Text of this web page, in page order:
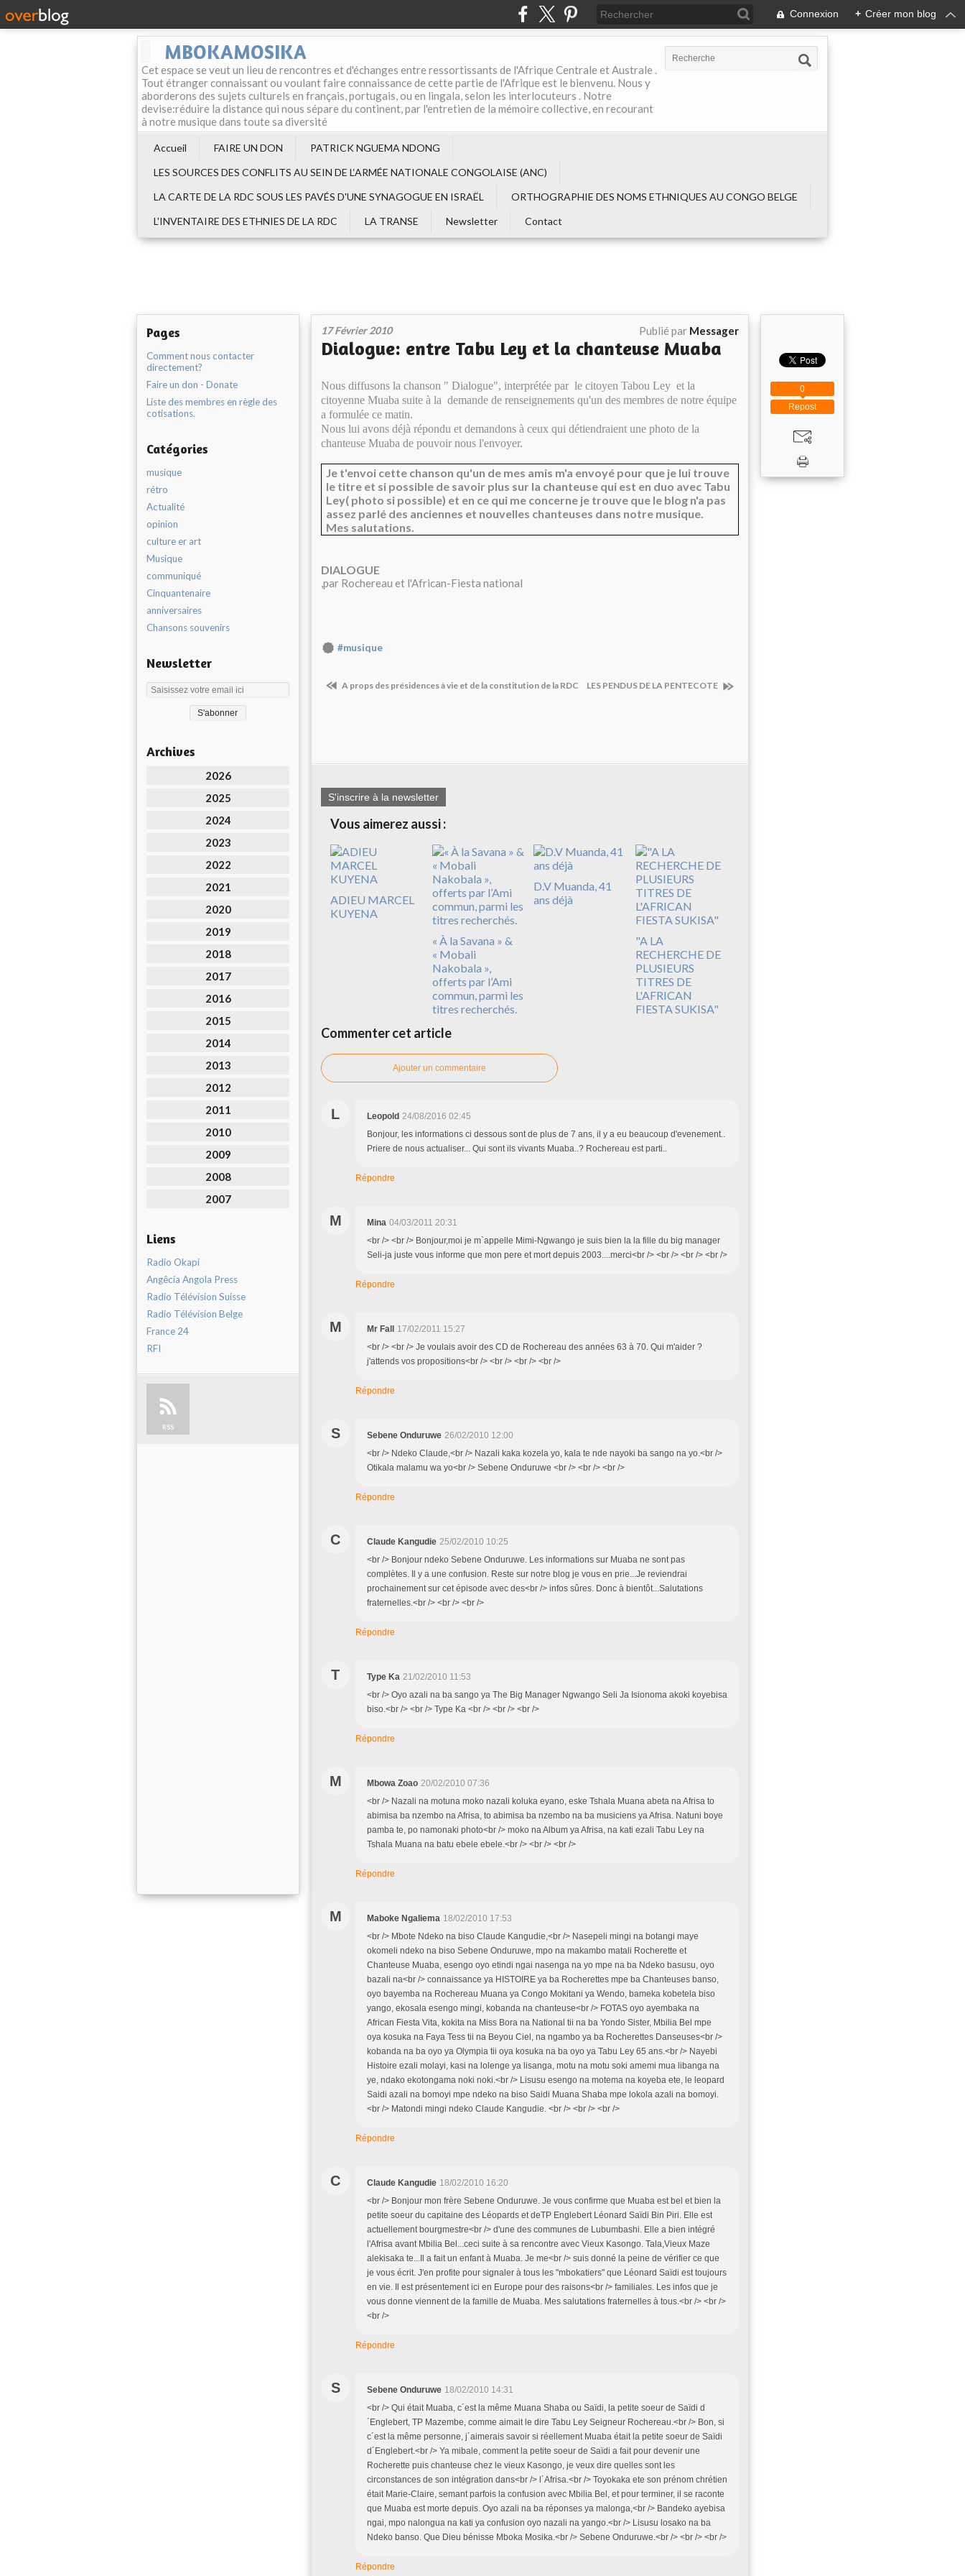
Connexion + Créer mon blog
MBOKAMOSIKA
Cet espace se veut un lieu de rencontres et d'échanges entre ressortissants de l'Afrique Centrale et Australe .
Tout étranger connaissant ou voulant faire connaissance de cette partie de l'Afrique est le bienvenu. Nous y
aborderons des sujets culturels en français, portugais, ou en lingala, selon les interlocuteurs . Notre
devise:réduire la distance qui nous sépare du continent, par l'entretien de la mémoire collective, en recourant
à notre musique dans toute sa diversité
Accueil FAIRE UN DON
PATRICK NGUEMA NDONG
LES SOURCES DES CONFLITS AU SEIN DE L‘ARMÉE NATIONALE CONGOLAISE (ANC)
LA CARTE DE LA RDC SOUS LES PAVÉS D'UNE SYNAGOGUE EN ISRAËL
ORTHOGRAPHIE DES NOMS ETHNIQUES AU CONGO BELGE
L'INVENTAIRE DES ETHNIES DE LA RDC
LA TRANSE Newsletter Contact
Pages
Comment nous contacter
directement?
Faire un don - Donate
Liste des membres en règle des
cotisations.
Catégories
musique
rétro
Actualité
opinion
culture er art
Musique
communiqué
Cinquantenaire
anniversaires
Chansons souvenirs
Newsletter
Archives
2026
2025
2024
2023
2022
2021
2020
2019
2018
2017
2016
2015
2014
2013
2012
2011
2010
2009
2008
2007
Liens
Radio Okapi
Angêcia Angola Press
Radio Télévision Suisse
Radio Télévision Belge
France 24
RFI
RSS
17 Février 2010 Publié par Messager
Dialogue: entre Tabu Ley et la chanteuse Muaba
Nous diffusons la chanson " Dialogue", interprétée par le citoyen Tabou Ley et la
citoyenne Muaba suite à la demande de renseignements qu'un des membres de notre équipe
a formulée ce matin.
Nous lui avons déjà répondu et demandons à ceux qui détiendraient une photo de la
chanteuse Muaba de pouvoir nous l'envoyer.
Je t'envoi cette chanson qu'un de mes amis m'a envoyé pour que je lui trouve
le titre et si possible de savoir plus sur la chanteuse qui est en duo avec Tabu
Ley( photo si possible) et en ce qui me concerne je trouve que le blog n'a pas
assez parlé des anciennes et nouvelles chanteuses dans notre musique.
Mes salutations.
DIALOGUE
,par Rochereau et l'African-Fiesta national
#musique
A props des présidences à vie et de la constitution de la RDC LES PENDUS DE LA PENTECOTE
S'inscrire à la newsletter
Vous aimerez aussi :
ADIEU MARCEL
KUYENA
« À la Savana » &
« Mobali
Nakobala »,
offerts par l’Ami
commun, parmi les
titres recherchés.
D.V Muanda, 41
ans déjà
"A LA
RECHERCHE DE
PLUSIEURS
TITRES DE
L'AFRICAN
FIESTA SUKISA"
Commenter cet article
Ajouter un commentaire
L Leopold 24/08/2016 02:45
Bonjour, les informations ci dessous sont de plus de 7 ans, il y a eu beaucoup d'evenement..
Priere de nous actualiser... Qui sont ils vivants Muaba..? Rochereau est parti..
Répondre
M Mina 04/03/2011 20:31
<br /> <br /> Bonjour,moi je m`appelle Mimi-Ngwango je suis bien la la fille du big manager
Seli-ja juste vous informe que mon pere et mort depuis 2003....merci<br /> <br /> <br /> <br />
Répondre
M Mr Fall
17/02/2011 15:27
<br /> <br /> Je voulais avoir des CD de Rochereau des années 63 à 70. Qui m'aider ?
j'attends vos propositions<br /> <br /> <br /> <br />
Répondre
S Sebene Onduruwe 26/02/2010 12:00
<br /> Ndeko Claude,<br /> Nazali kaka kozela yo, kala te nde nayoki ba sango na yo.<br />
Otikala malamu wa yo<br /> Sebene Onduruwe <br /> <br /> <br />
Répondre
C Claude Kangudie 25/02/2010 10:25
<br /> Bonjour ndeko Sebene Onduruwe. Les informations sur Muaba ne sont pas
complètes. Il y a une confusion. Reste sur notre blog je vous en prie...Je reviendrai
prochainement sur cet épisode avec des<br /> infos sûres. Donc à bientôt...Salutations
fraternelles.<br /> <br /> <br />
Répondre
T Type Ka 21/02/2010 11:53
<br /> Oyo azali na ba sango ya The Big Manager Ngwango Seli Ja Isionoma akoki koyebisa
biso.<br /> <br /> Type Ka <br /> <br /> <br />
Répondre
M Mbowa Zoao 20/02/2010 07:36
<br /> Nazali na motuna moko nazali koluka eyano, eske Tshala Muana abeta na Afrisa to
abimisa ba nzembo na Afrisa, to abimisa ba nzembo na ba musiciens ya Afrisa. Natuni boye
pamba te, po namonaki photo<br /> moko na Album ya Afrisa, na kati ezali Tabu Ley na
Tshala Muana na batu ebele ebele.<br /> <br /> <br />
Répondre
M Maboke Ngaliema 18/02/2010 17:53
<br /> Mbote Ndeko na biso Claude Kangudie,<br /> Nasepeli mingi na botangi maye
okomeli ndeko na biso Sebene Onduruwe, mpo na makambo matali Rocherette et
Chanteuse Muaba, esengo oyo etindi ngai nasenga na yo mpe na ba Ndeko basusu, oyo
bazali na<br /> connaissance ya HISTOIRE ya ba Rocherettes mpe ba Chanteuses banso,
oyo bayemba na Rochereau Muana ya Congo Mokitani ya Wendo, bameka kobetela biso
yango, ekosala esengo mingi, kobanda na chanteuse<br /> FOTAS oyo ayembaka na
African Fiesta Vita, kokita na Miss Bora na National tii na ba Yondo Sister, Mbilia Bel mpe
oya kosuka na Faya Tess tii na Beyou Ciel, na ngambo ya ba Rocherettes Danseuses<br />
kobanda na ba oyo ya Olympia tii oya kosuka na ba oyo ya Tabu Ley 65 ans.<br /> Nayebi
Histoire ezali molayi, kasi na lolenge ya lisanga, motu na motu soki amemi mua libanga na
ye, ndako ekotongama noki noki.<br /> Lisusu esengo na motema na koyeba ete, le leopard
Saidi azali na bomoyi mpe ndeko na biso Saidi Muana Shaba mpe lokola azali na bomoyi.
<br /> Matondi mingi ndeko Claude Kangudie. <br /> <br /> <br />
Répondre
C Claude Kangudie 18/02/2010 16:20
<br /> Bonjour mon frère Sebene Onduruwe. Je vous confirme que Muaba est bel et bien la
petite soeur du capitaine des Léopards et deTP Englebert Léonard Saïdi Bin Piri. Elle est
actuellement bourgmestre<br /> d'une des communes de Lubumbashi. Elle a bien intégré
l'Afrisa avant Mbilia Bel...ceci suite à sa rencontre avec Vieux Kasongo. Tala,Vieux Maze
alekisaka te...Il a fait un enfant à Muaba. Je me<br /> suis donné la peine de vérifier ce que
je vous écrit. J'en profite pour signaler à tous les "mbokatiers" que Léonard Saïdi est toujours
en vie. Il est présentement ici en Europe pour des raisons<br /> familiales. Les infos que je
vous donne viennent de la famille de Muaba. Mes salutations fraternelles à tous.<br /> <br />
<br />
Répondre
S Sebene Onduruwe 18/02/2010 14:31
<br /> Qui était Muaba, c´est la même Muana Shaba ou Saïdi, la petite soeur de Saïdi d
´Englebert, TP Mazembe, comme aimait le dire Tabu Ley Seigneur Rochereau.<br /> Bon, si
c´est la même personne, j´aimerais savoir si réellement Muaba était la petite soeur de Saïdi
d´Englebert.<br /> Ya mibale, comment la petite soeur de Saïdi a fait pour devenir une
Rocherette puis chanteuse chez le vieux Kasongo, je veux dire quelles sont les
circonstances de son intégration dans<br /> l´Afrisa.<br /> Toyokaka ete son prénom chrétien
était Marie-Claire, semant parfois la confusion avec Mbilia Bel, et pour terminer, il se raconte
que Muaba est morte depuis. Oyo azali na ba réponses ya malonga,<br /> Bandeko ayebisa
ngai, mpo nalongua na kati ya confusion oyo nazali na yango.<br /> Lisusu losako na ba
Ndeko banso. Que Dieu bénisse Mboka Mosika.<br /> Sebene Onduruwe.<br /> <br /> <br />
Répondre
Repost
0